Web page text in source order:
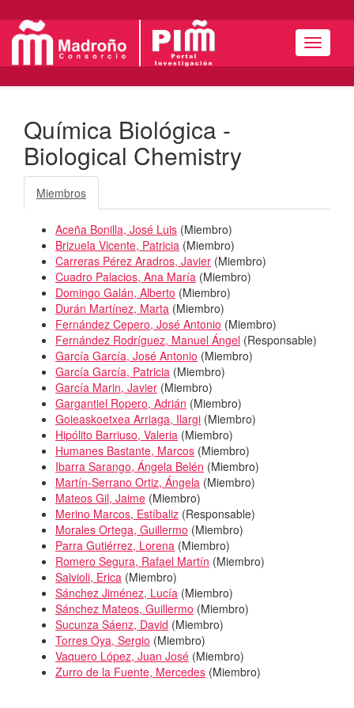
Menú
Química Biológica -
Biological Chemistry
Miembros
Aceña Bonilla, José Luis (Miembro)
Brizuela Vicente, Patricia (Miembro)
Carreras Pérez Aradros, Javier (Miembro)
Cuadro Palacios, Ana María (Miembro)
Domingo Galán, Alberto (Miembro)
Durán Martínez, Marta (Miembro)
Fernández Cepero, José Antonio (Miembro)
Fernández Rodríguez, Manuel Ángel (Responsable)
García García, José Antonio (Miembro)
García García, Patricia (Miembro)
García Marin, Javier (Miembro)
Gargantiel Ropero, Adrián (Miembro)
Goieaskoetxea Arriaga, Ilargi (Miembro)
Hipólito Barriuso, Valeria (Miembro)
Humanes Bastante, Marcos (Miembro)
Ibarra Sarango, Ángela Belén (Miembro)
Martín-Serrano Ortiz, Ángela (Miembro)
Mateos Gil, Jaime (Miembro)
Merino Marcos, Estíbaliz (Responsable)
Morales Ortega, Guillermo (Miembro)
Parra Gutiérrez, Lorena (Miembro)
Romero Segura, Rafael Martín (Miembro)
Salvioli, Erica (Miembro)
Sánchez Jiménez, Lucía (Miembro)
Sánchez Mateos, Guillermo (Miembro)
Sucunza Sáenz, David (Miembro)
Torres Oya, Sergio (Miembro)
Vaquero López, Juan José (Miembro)
Zurro de la Fuente, Mercedes (Miembro)